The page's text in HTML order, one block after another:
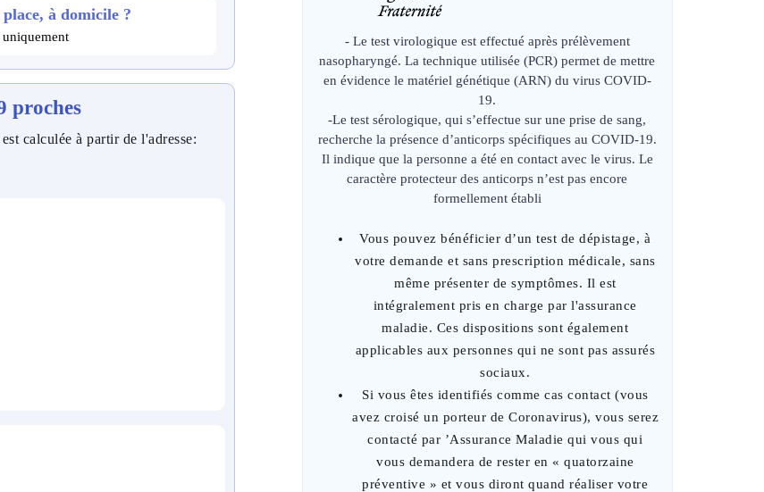
à domicile ?
proches
calculée à partir de l'adresse:
- Le test virologique est effectué après prélèvement
nasopharyngé. La technique utilisée (PCR) permet de mettre
en évidence le matériel génétique (ARN) du virus COVID-
19.
-Le test sérologique, qui s’effectue sur une prise de sang,
recherche la présence d’anticorps spécifiques au COVID-19.
Il indique que la personne a été en contact avec le virus. Le
caractère protecteur des anticorps n’est pas encore
formellement établi
Vous pouvez bénéficier d’un test de dépistage, à
votre demande et sans prescription médicale, sans
même présenter de symptômes. Il est
intégralement pris en charge par l'assurance
maladie. Ces dispositions sont également
applicables aux personnes qui ne sont pas assurés
sociaux.
Si vous êtes identifiés comme cas contact (vous
avez croisé un porteur de Coronavirus), vous serez
contacté par ’Assurance Maladie qui vous qui
vous demandera de rester en « quatorzaine
préventive » et vous diront quand réaliser votre